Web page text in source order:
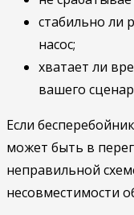
стабильно ли
насос;
хватает ли
вашего
Если
может быть в
неправильной
несовместимости